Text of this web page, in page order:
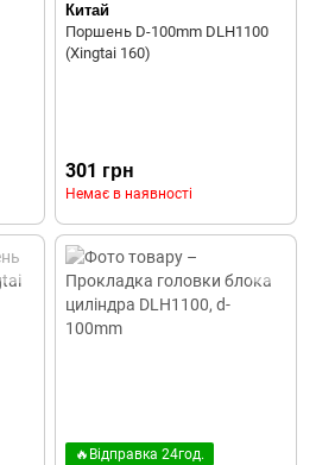
Китай
Поршень D-100mm DLH1100
(Xingtai 160)
301 грн
Немає в наявності
🔥Відправка 24год.